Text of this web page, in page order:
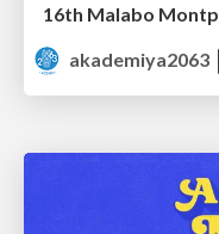
16th Malabo
akademiya2063